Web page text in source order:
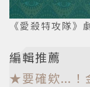
《愛殺特攻隊》
編輯推薦
★要確欸...！